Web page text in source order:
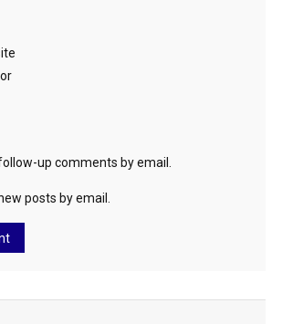
up comments by email.
posts by email.